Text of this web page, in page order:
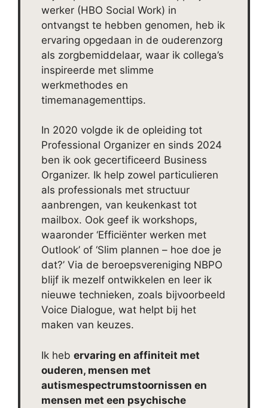
werker (HBO Social Work) in
ontvangst te hebben genomen, heb ik
ervaring opgedaan in de ouderenzorg
als zorgbemiddelaar, waar ik collega’s
inspireerde met slimme
werkmethodes en
timemanagementtips.
In 2020 volgde ik de opleiding tot
Professional Organizer en sinds 2024
ben ik ook gecertificeerd Business
Organizer. Ik help zowel particulieren
als professionals met structuur
aanbrengen, van keukenkast tot
mailbox. Ook geef ik workshops,
waaronder ‘Efficiënter werken met
Outlook’ of ‘Slim plannen – hoe doe je
dat?’ Via de beroepsvereniging NBPO
blijf ik mezelf ontwikkelen en leer ik
nieuwe technieken, zoals bijvoorbeeld
Voice Dialogue, wat helpt bij het
maken van keuzes.
Ik heb ervaring en affiniteit met
ouderen, mensen met
autismespectrumstoornissen en
mensen met een psychische